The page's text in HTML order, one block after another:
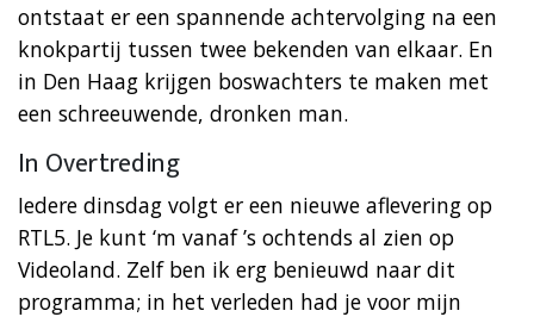
ontstaat er een spannende achtervolging na een
knokpartij tussen twee bekenden van elkaar. En
in Den Haag krijgen boswachters te maken met
een schreeuwende, dronken man.
In Overtreding
Iedere dinsdag volgt er een nieuwe aflevering op
RTL5. Je kunt ‘m vanaf ’s ochtends al zien op
Videoland. Zelf ben ik erg benieuwd naar dit
programma; in het verleden had je voor mijn